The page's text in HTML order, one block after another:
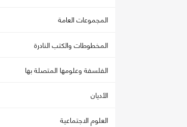
المجموعات العامة
المخطوطات والكتب النادرة
الفلسفة وعلومها المتصلة بها
الأديان
العلوم الاجتماعية